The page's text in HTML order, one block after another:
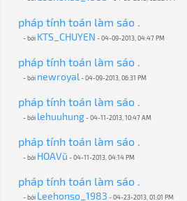
pháp tính toán làm sáo .
- bởi KTS_CHUYEN - 04-09-2013, 04:47 PM
pháp tính toán làm sáo .
- bởi newroyal- 04-09-2013, 06:31 PM
pháp tính toán làm sáo .
- bởi lehuuhung- 04-11-2013, 10:47 AM
pháp tính toán làm sáo .
- bởi HOAVũ - 04-11-2013, 04:14 PM
pháp tính toán làm sáo .
- bởi Leehonso_1983 - 04-23-2013, 01:01 PM